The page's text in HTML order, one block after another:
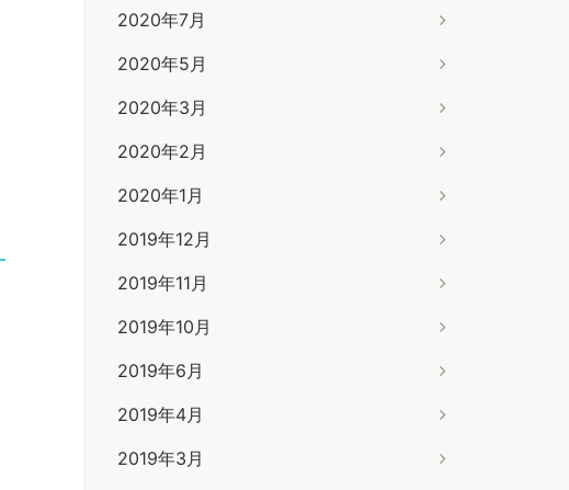
2020年7月
2020年5月
2020年3月
2020年2月
2020年1月
2019年12月
2019年11月
2019年10月
2019年6月
2019年4月
2019年3月